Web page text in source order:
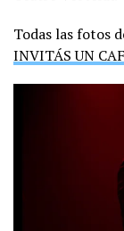
Todas las fotos
INVITÁS UN